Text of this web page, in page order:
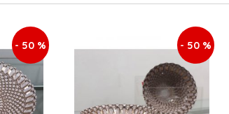
- 50 % - 50 %